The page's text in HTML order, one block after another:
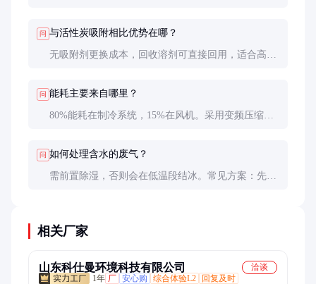
问 与活性炭吸附相比优势在哪？
无吸附剂更换成本，回收溶剂可直接回用，适合高浓
问 能耗主要来自哪里？
80%能耗在制冷系统，15%在风机。采用变频压缩机
问 如何处理含水的废气？
需前置除湿，否则会在低温段结冰。常见方案：先通
相关厂家
山东科仕曼环境科技有限公司
洽谈
1年 厂 安心购 综合体验L2
回复及时